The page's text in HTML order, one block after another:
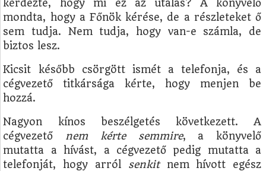
kérdezte, hogy mi ez az utalás? A könyvelő
mondta, hogy a Főnök kérése, de a részleteket ő
sem tudja. Nem tudja, hogy van-e számla, de
biztos lesz.
Kicsit később csörgött ismét a telefonja, és a
cégvezető titkársága kérte, hogy menjen be
hozzá.
Nagyon kínos beszélgetés következett. A
cégvezető nem kérte semmire, a könyvelő
mutatta a hívást, a cégvezető pedig mutatta a
telefonját, hogy arról senkitnem hívott egész